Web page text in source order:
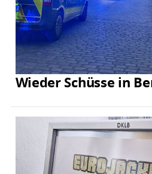
Wieder Schüsse in